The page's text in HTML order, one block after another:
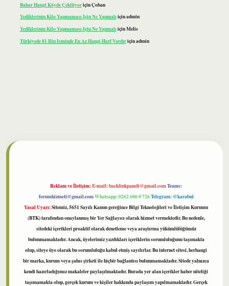
Bahar Hangi Köyde ÇekiliyoriçinÇoban
Yediklerinin Kilo Yapmaması Için Ne Yapmalıiçinadmin
Yediklerinin Kilo Yapmaması Için Ne YapmalıiçinMelis
Türkiyede 81 Ilin Isminde En Az Hangi Harf Vardıriçinadmin
Reklam ve İletişim:E-mail:backlinkpaneli@gmail.comTeams:
forumhizmeti@gmail.comWhatsapp: 0262 606 0 726Telegram: @karabul
Yasal Uyarı:Sitemiz, 5651 Sayılı Kanun gereğince Bilgi Teknolojileri ve İletişim Kurumu
(BTK) tarafından onaylanmış bir Yer Sağlayıcı olarak hizmet vermektedir. Bu nedenle,
sitedeki içerikleri proaktif olarak denetleme veya araştırma yükümlülüğümüz
bulunmamaktadır. Ancak, üyelerimiz yazdıkları içeriklerin sorumluluğunu taşımakta
olup, siteye üye olarak bu sorumluluğu kabul etmiş sayılırlar. Bu internet sitesi, herhangi
bir marka, kurum veya şahıs şirketi ile hiçbir bağlantısı bulunmamaktadır. Sitede yalnızca
kendi hazırladığımız makaleler paylaşılmaktadır. Burada yer alan içerikler haber niteliği
taşımamakta olup, gerçek kurum ve kişiler hakkında paylaşım yapılmamaktadır. Gerçek